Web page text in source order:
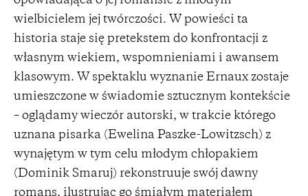
wielbicielem jej twórczości. W powieści ta
historia staje się pretekstem do konfrontacji z
własnym wiekiem, wspomnieniami i awansem
klasowym. W spektaklu wyznanie Ernaux zostaje
umieszczone w świadomie sztucznym kontekście
– oglądamy wieczór autorski, w trakcie którego
uznana pisarka (Ewelina Paszke-Lowitzsch) z
wynajętym w tym celu młodym chłopakiem
(Dominik Smaruj) rekonstruuje swój dawny
romans, ilustrując go śmiałym materiałem